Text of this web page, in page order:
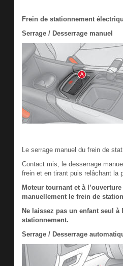
Frein de stationnement
Serrage / Desserrage manuel
Le serrage manuel du frein de
Contact mis, le desserrage
frein et en tirant puis relâchant la
Moteur tournant et à
manuellement le frein de
Ne laissez pas un enfant seul
stationnement.
Serrage / Desserrage